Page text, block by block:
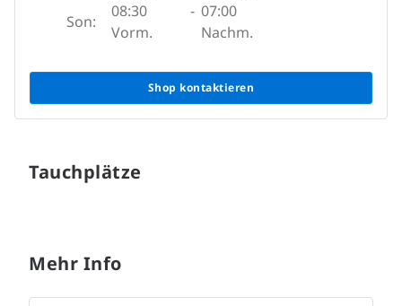
Son:
08:30
Vorm.
- 07:00
Nachm.
Shop kontaktieren
Tauchplätze
Mehr Info